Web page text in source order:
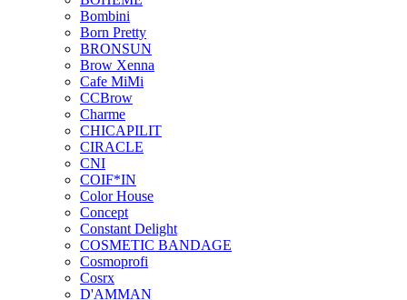
Bombini
Born Pretty
BRONSUN
Brow Xenna
Cafe MiMi
CCBrow
Charme
CHICAPILIT
CIRACLE
CNI
COIF*IN
Color House
Concept
Constant Delight
COSMETIC BANDAGE
Cosmoprofi
Cosrx
D'AMMAN